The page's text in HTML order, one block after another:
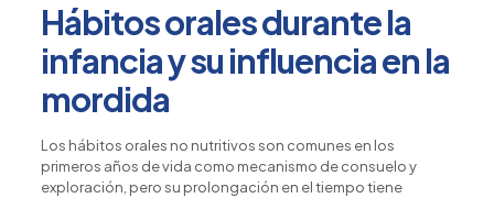
Hábitos orales durante la
infancia y su influencia en la
mordida
Los hábitos orales no nutritivos son comunes en los
primeros años de vida como mecanismo de consuelo y
exploración, pero su prolongación en el tiempo tiene